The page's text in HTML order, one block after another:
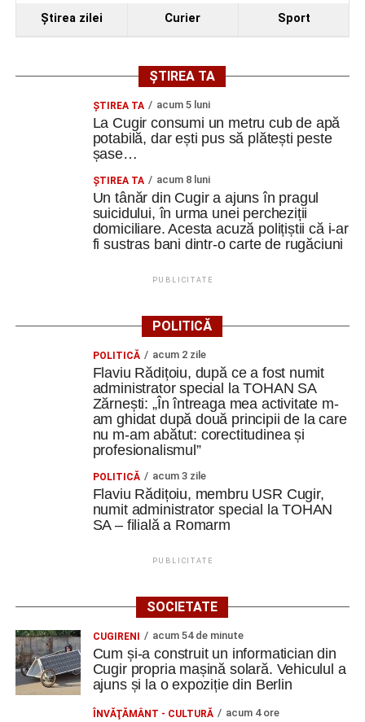
Ştirea zilei Curier Sport
ȘTIREA TA
ȘTIREA TA acum 5 luni
La Cugir consumi un metru cub de apă
potabilă, dar ești pus să plătești peste
șase…
ȘTIREA TA acum 8 luni
Un tânăr din Cugir a ajuns în pragul
suicidului, în urma unei percheziții
domiciliare. Acesta acuză polițiștii că i-ar
fi sustras bani dintr-o carte de rugăciuni
PUBLICITATE
POLITICĂ
POLITICĂ acum 2 zile
Flaviu Rădițoiu, după ce a fost numit
administrator special la TOHAN SA
Zărnești: „În întreaga mea activitate m-
am ghidat după două principii de la care
nu m-am abătut: corectitudinea și
profesionalismul”
POLITICĂ acum 3 zile
Flaviu Rădițoiu, membru USR Cugir,
numit administrator special la TOHAN
SA – filială a Romarm
PUBLICITATE
SOCIETATE
CUGIRENI acum 54 de minute
Cum și-a construit un informatician din
Cugir propria mașină solară. Vehiculul a
ajuns și la o expoziție din Berlin
ÎNVĂŢĂMÂNT - CULTURĂ acum 4 ore